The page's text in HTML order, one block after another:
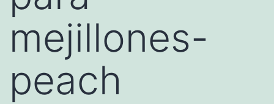
mejillones-
peach